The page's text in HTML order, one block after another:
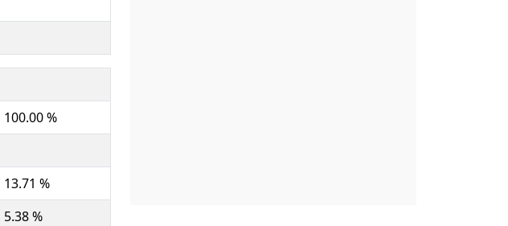
100.00 %
13.71 %
5.38 %